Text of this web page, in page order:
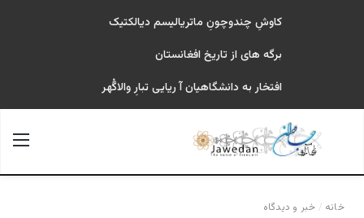
کاوشِ چندو‌چونِ ماتریالیسم دیالکتیک
برگه های از تاریخ افغانستان
افتخار به دانشگاهیان آ ریایی تبارِ والاگُهر
جستجو برای
خانه / خبر و دیدگاه